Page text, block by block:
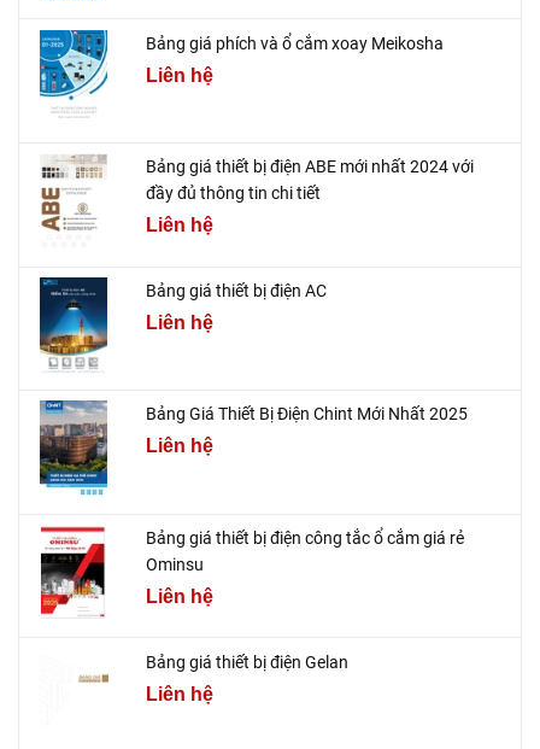
Bảng giá phích và ổ cắm xoay Meikosha
Liên hệ
Bảng giá thiết bị điện ABE mới nhất 2024 với
đầy đủ thông tin chi tiết
Liên hệ
Bảng giá thiết bị điện AC
Liên hệ
Bảng Giá Thiết Bị Điện Chint Mới Nhất 2025
Liên hệ
Bảng giá thiết bị điện công tắc ổ cắm giá rẻ
Ominsu
Liên hệ
Bảng giá thiết bị điện Gelan
Liên hệ